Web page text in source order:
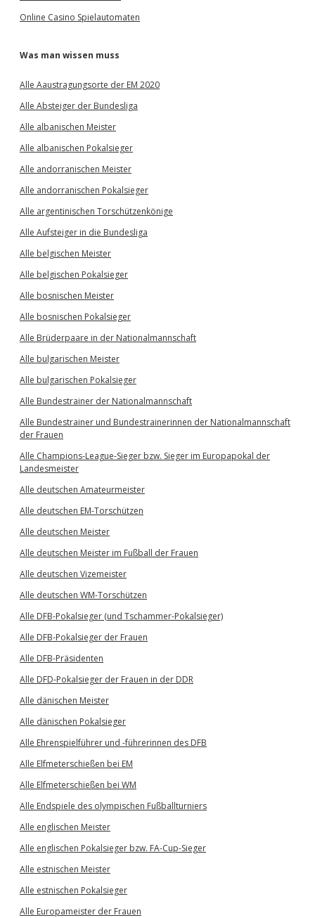
Online Casino Spielautomaten
Was man wissen muss
Alle Aaustragungsorte der EM 2020
Alle Absteiger der Bundesliga
Alle albanischen Meister
Alle albanischen Pokalsieger
Alle andorranischen Meister
Alle andorranischen Pokalsieger
Alle argentinischen Torschützenkönige
Alle Aufsteiger in die Bundesliga
Alle belgischen Meister
Alle belgischen Pokalsieger
Alle bosnischen Meister
Alle bosnischen Pokalsieger
Alle Brüderpaare in der Nationalmannschaft
Alle bulgarischen Meister
Alle bulgarischen Pokalsieger
Alle Bundestrainer der Nationalmannschaft
Alle Bundestrainer und Bundestrainerinnen der Nationalmannschaft
der Frauen
Alle Champions-League-Sieger bzw. Sieger im Europapokal der
Landesmeister
Alle deutschen Amateurmeister
Alle deutschen EM-Torschützen
Alle deutschen Meister
Alle deutschen Meister im Fußball der Frauen
Alle deutschen Vizemeister
Alle deutschen WM-Torschützen
Alle DFB-Pokalsieger (und Tschammer-Pokalsieger)
Alle DFB-Pokalsieger der Frauen
Alle DFB-Präsidenten
Alle DFD-Pokalsieger der Frauen in der DDR
Alle dänischen Meister
Alle dänischen Pokalsieger
Alle Ehrenspielführer und -führerinnen des DFB
Alle Elfmeterschießen bei EM
Alle Elfmeterschießen bei WM
Alle Endspiele des olympischen Fußballturniers
Alle englischen Meister
Alle englischen Pokalsieger bzw. FA-Cup-Sieger
Alle estnischen Meister
Alle estnischen Pokalsieger
Alle Europameister der Frauen